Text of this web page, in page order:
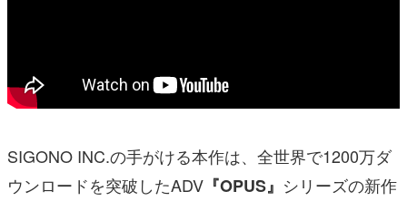
SIGONO INC.の手がける本作は、全世界で1200万ダ
ウンロードを突破したADV 『OPUS』 シリーズの新作